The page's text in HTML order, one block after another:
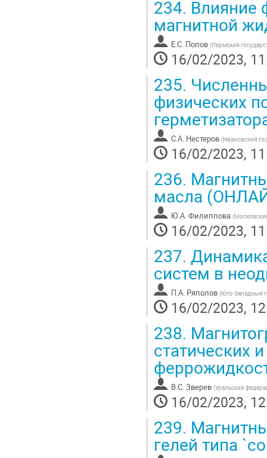
234. Влияние
магнитной
Е.С. Попов (Пермский
16/02/2023,
235.
физических
С.А. Нестеров (Ивановский
16/02/2023,
236.
масла
Ю.А. Филиппова (
16/02/2023,
237.
систем в
П.А. Ряполов (Юго-Западный
16/02/2023,
238.
статических
В.С. Зверев (Уральский
16/02/2023,
239.
гелей типа